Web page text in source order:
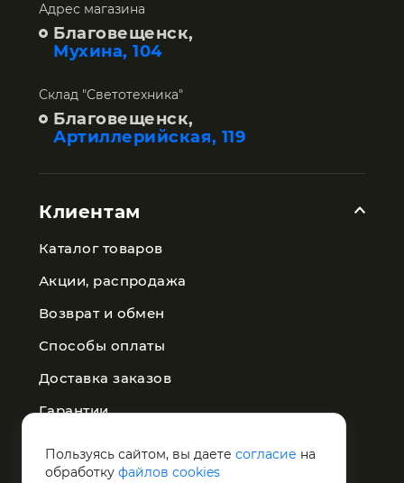
Адрес магазина
Благовещенск,
Мухина, 104
Склад "Светотехника"
Благовещенск,
Артиллерийская, 119
Клиентам
Каталог товаров
Акции, распродажа
Возврат и обмен
Способы оплаты
Доставка заказов
Гарантии
Политика конфиденциальности
Пользуясь сайтом, вы даете согласие на
обработку файлов cookies